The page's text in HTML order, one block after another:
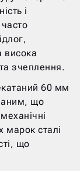
і
висока
зчеплення.
60 мм
що
марок сталі
що